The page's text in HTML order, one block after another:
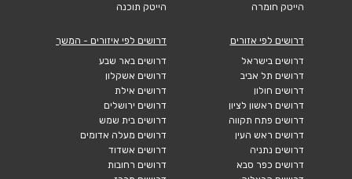
הייטק חומרה
הייטק תוכנה
דרושים לפי אזורים
דרושים בישראל
דרושים תל אביב
דרושים חולון
דרושים ראשון לציון
דרושים פתח תקווה
דרושים ראש העין
דרושים נתניה
דרושים כפר סבא
דרושים לפי איזורים - המשך
דרושים באר שבע
דרושים אשקלון
דרושים אילת
דרושים ירושלים
דרושים בית שמש
דרושים מעלה אדומים
דרושים אשדוד
דרושים רחובות